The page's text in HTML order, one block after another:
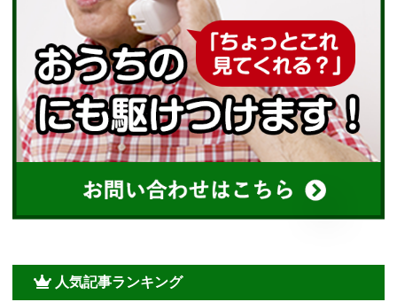
人気記事ランキング